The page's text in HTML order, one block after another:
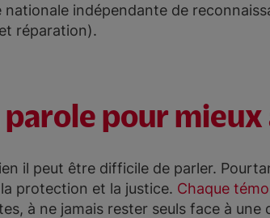
nationale indépendante de
réparation).
parole pour mieux
il peut être difficile de parler.
protection et la justice. Chaque
à ne jamais rester seuls face à une